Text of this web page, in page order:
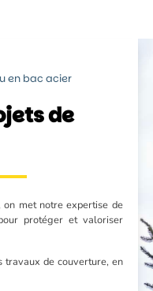
en bac acier
de
on met notre expertise de
protéger et valoriser
travaux de couverture, en